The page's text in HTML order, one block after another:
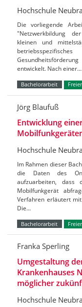
Hochschule
Die vorliegende
"Netzwerkbildung
kleinen und
entwickelt. Nach einer…
Bachelorarbeit Freier
Jörg Blaufuß
Entwicklung
Hochschule
Im Rahmen dieser
die Daten des
aufzuarbeiten, dass
Mobilfunkgerät
Verfahren erläutert
Die…
Bachelorarbeit Freier
Franka Sperling
Umgestaltung
Krankenhauses
möglicher
Hochschule